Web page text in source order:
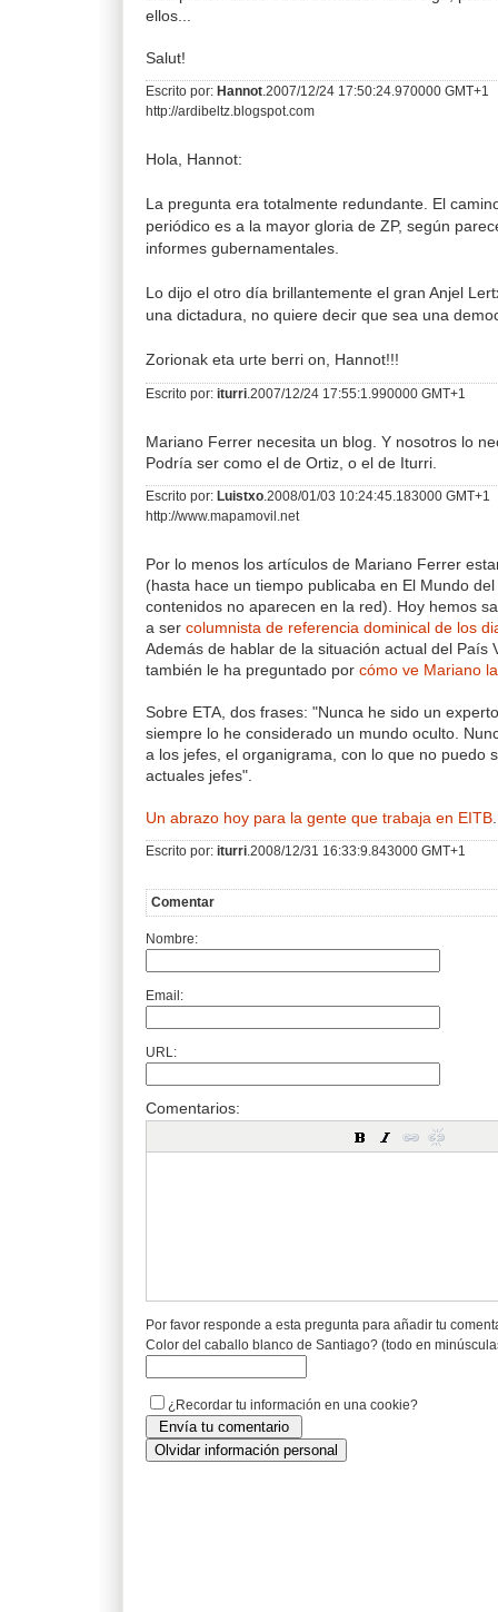
ellos...
Salut!
Escrito por: Hannot .2007/12/24 17:50:24.970000 GMT+1
http://ardibeltz.blogspot.com
Hola, Hannot:
La pregunta era totalmente redundante. El
periódico es a la mayor gloria de ZP, según
informes gubernamentales.
Lo dijo el otro día brillantemente el gran Anjel
una dictadura, no quiere decir que sea una
Zorionak eta urte berri on, Hannot!!!
Escrito por: iturri .2007/12/24 17:55:1.990000 GMT+1
Mariano Ferrer necesita un blog. Y nosotros lo
Podría ser como el de Ortiz, o el de Iturri.
Escrito por: Luistxo .2008/01/03 10:24:45.183000 GMT+1
http://www.mapamovil.net
Por lo menos los artículos de Mariano Ferrer
(hasta hace un tiempo publicaba en El Mundo
contenidos no aparecen en la red). Hoy hemos
a ser columnista de referencia dominical de los
Además de hablar de la situación actual del País
también le ha preguntado por cómo ve Mariano
Sobre ETA, dos frases: "Nunca he sido un
siempre lo he considerado un mundo oculto.
a los jefes, el organigrama, con lo que no puedo
actuales jefes".
Un abrazo hoy para la gente que trabaja en EITB
Escrito por: iturri .2008/12/31 16:33:9.843000 GMT+1
Comentar
Nombre:
Email:
URL:
Comentarios:
Por favor responde a esta pregunta para añadir tu
Color del caballo blanco de Santiago? (todo en
¿Recordar tu información en una cookie?